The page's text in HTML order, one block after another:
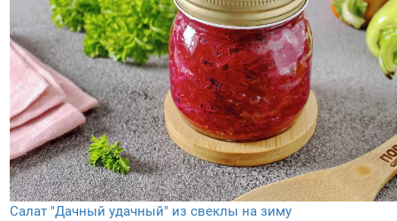
Салат "Дачный удачный" из свеклы на зиму